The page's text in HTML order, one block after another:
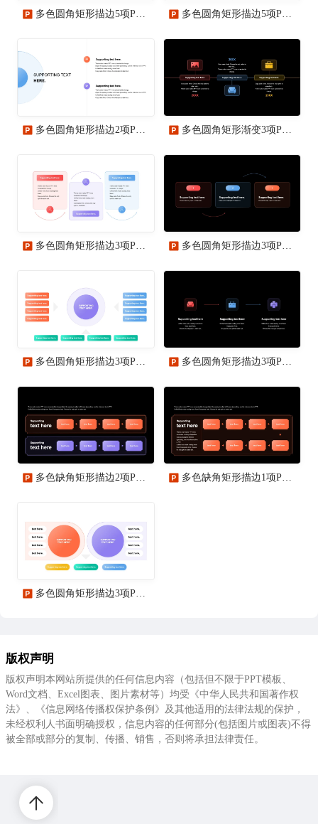
版权声明
版权声明本网站所提供的任何信息内容（包括但不限于PPT模板、
Word文档、Excel图表、图片素材等）均受《中华人民共和国著作权
法》、《信息网络传播权保护条例》及其他适用的法律法规的保护，
未经权利人书面明确授权，信息内容的任何部分(包括图片或图表)不得
被全部或部分的复制、传播、销售，否则将承担法律责任。